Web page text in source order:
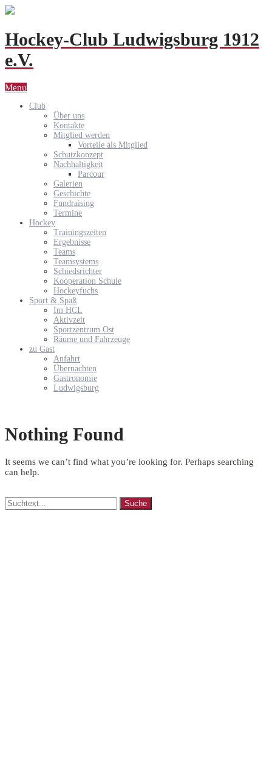
Hockey-Club Ludwigsburg 1912
e.V.
Menu
Club
Über uns
Kontakte
Mitglied werden
Vorteile als Mitglied
Schutzkonzept
Nachhaltigkeit
Parcour
Galerien
Geschichte
Fundraising
Termine
Hockey
Trainingszeiten
Ergebnisse
Teams
Teamsystems
Schiedsrichter
Kooperation Schule
Hockeyfuchs
Sport & Spaß
Im HCL
Aktivzeit
Sportzentrum Ost
Räume und Fahrzeuge
zu Gast
Anfahrt
Übernachten
Gastronomie
Ludwigsburg
Nothing Found
It seems we can’t find what you’re looking for. Perhaps searching
can help.